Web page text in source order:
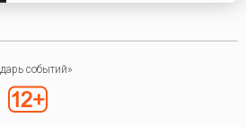
событий»